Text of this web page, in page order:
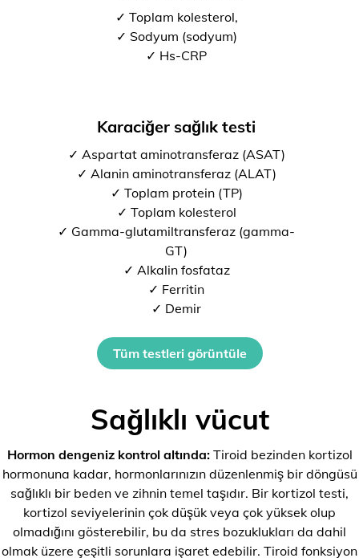
✓ Toplam kolesterol,
✓ Sodyum (sodyum)
✓ Hs-CRP
Karaciğer sağlık testi
✓ Aspartat aminotransferaz (ASAT)
✓ Alanin aminotransferaz (ALAT)
✓ Toplam protein (TP)
✓ Toplam kolesterol
✓ Gamma-glutamiltransferaz (gamma-
GT)
✓ Alkalin fosfataz
✓ Ferritin
✓ Demir
Tüm testleri görüntüle
Sağlıklı vücut
Hormon dengeniz kontrol altında:Tiroid bezinden kortizol
hormonuna kadar, hormonlarınızın düzenlenmiş bir döngüsü
sağlıklı bir beden ve zihnin temel taşıdır. Bir kortizol testi,
kortizol seviyelerinin çok düşük veya çok yüksek olup
olmadığını gösterebilir, bu da stres bozuklukları da dahil
olmak üzere çeşitli sorunlara işaret edebilir. Tiroid fonksiyon